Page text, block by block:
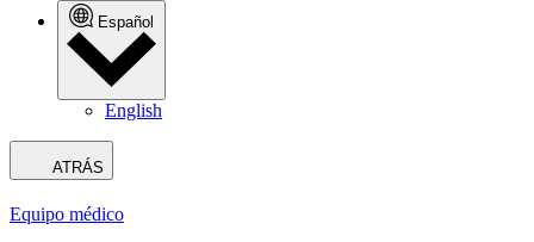
Español
English
ATRÁS
Equipo médico